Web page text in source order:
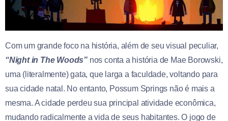
Com um grande foco na história, além de seu visual peculiar,
“Night in The Woods” nos conta a história de Mae Borowski,
uma (literalmente) gata, que larga a faculdade, voltando para
sua cidade natal. No entanto, Possum Springs não é mais a
mesma. A cidade perdeu sua principal atividade econômica,
mudando radicalmente a vida de seus habitantes. O jogo de